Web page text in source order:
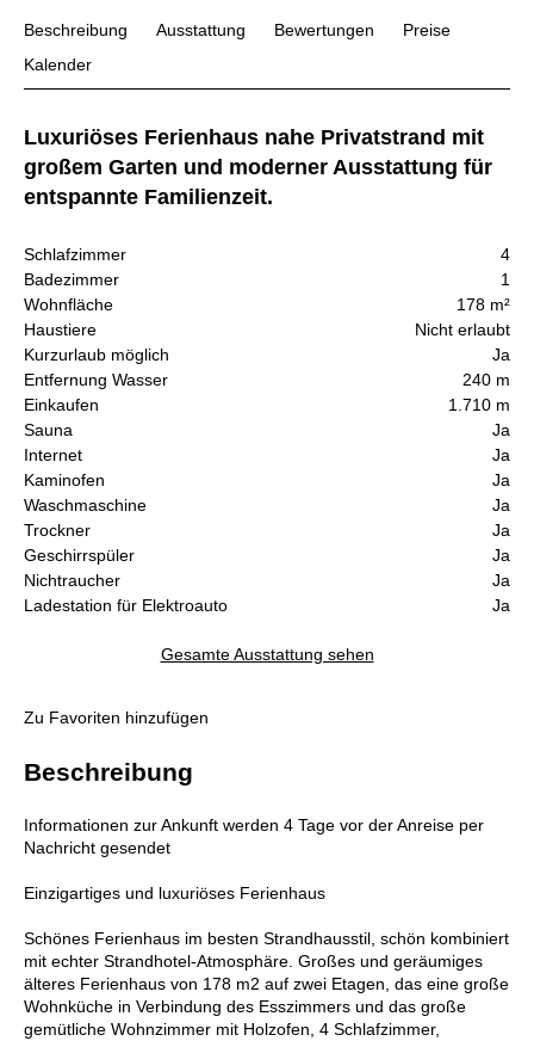
Beschreibung Ausstattung Bewertungen
Preise
Kalender
Luxuriöses Ferienhaus nahe Privatstrand mit
großem Garten und moderner Ausstattung für
entspannte Familienzeit.
Schlafzimmer
4
Badezimmer
1
Wohnfläche
178 m²
Haustiere
Nicht erlaubt
Kurzurlaub möglich
Ja
Entfernung Wasser
240 m
Einkaufen
1.710 m
Sauna
Ja
Internet
Ja
Kaminofen
Ja
Waschmaschine
Ja
Trockner
Ja
Geschirrspüler
Ja
Nichtraucher
Ja
Ladestation für Elektroauto
Ja
Gesamte Ausstattung sehen
Zu Favoriten hinzufügen
Beschreibung
Informationen zur Ankunft werden 4 Tage vor der Anreise per
Nachricht gesendet
Einzigartiges und luxuriöses Ferienhaus
Schönes Ferienhaus im besten Strandhausstil, schön kombiniert
mit echter Strandhotel-Atmosphäre. Großes und geräumiges
älteres Ferienhaus von 178 m2 auf zwei Etagen, das eine große
Wohnküche in Verbindung des Esszimmers und das große
gemütliche Wohnzimmer mit Holzofen, 4 Schlafzimmer,